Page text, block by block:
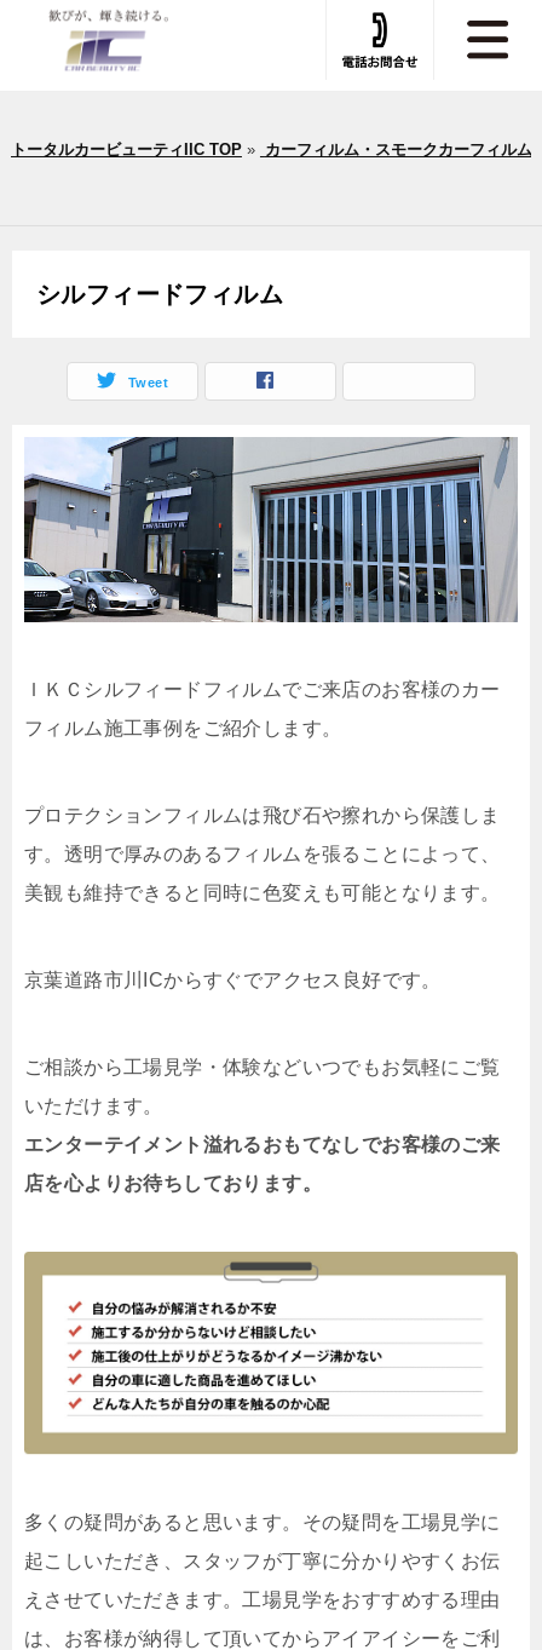
トータルカービューティIIC TOP» カーフィルム・スモークカーフィルム
シルフィードフィルム
Tweet
ＩＫＣシルフィードフィルムでご来店のお客様のカー
フィルム施工事例をご紹介します。
プロテクションフィルムは飛び石や擦れから保護しま
す。透明で厚みのあるフィルムを張ることによって、
美観も維持できると同時に色変えも可能となります。
京葉道路市川ICからすぐでアクセス良好です。
ご相談から工場見学・体験などいつでもお気軽にご覧
いただけます。
エンターテイメント溢れるおもてなしでお客様のご来
店を心よりお待ちしております。
多くの疑問があると思います。その疑問を工場見学に
起こしいただき、スタッフが丁寧に分かりやすくお伝
えさせていただきます。工場見学をおすすめする理由
は、お客様が納得して頂いてからアイアイシーをご利